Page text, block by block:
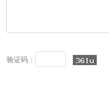
验证码：